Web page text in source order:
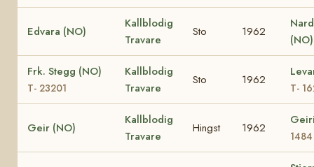
Edvara (NO)
Kallblodig
Travare
Sto 1962
(NO)
Frk. Stegg (NO)
T- 23201
Kallblodig
Travare
Sto 1962
T-
Geir (NO)
Kallblodig
Travare
Hingst 1962
1484